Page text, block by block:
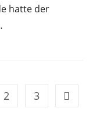
hatte der
2 3